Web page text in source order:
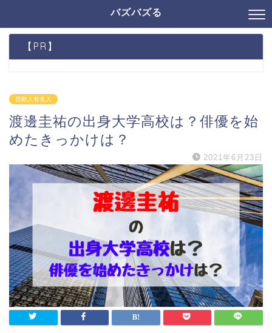
バズバズる
【PR】
芸能人有名人
渡邊圭祐の出身大学高校は？俳優を始
めたきっかけは？
2021年6月23日